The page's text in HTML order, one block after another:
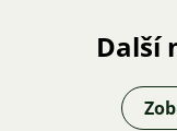
Další